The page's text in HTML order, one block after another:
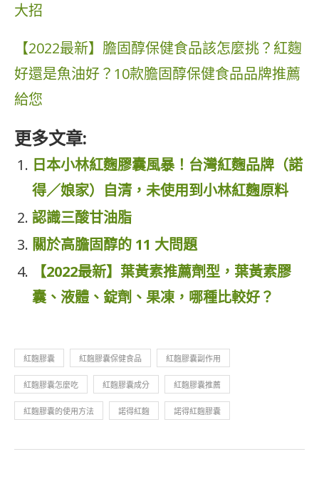
大招
【2022最新】膽固醇保健食品該怎麼挑？紅麴
好還是魚油好？10款膽固醇保健食品品牌推薦
給您
更多文章:
日本小林紅麴膠囊風暴！台灣紅麴品牌（諾
得／娘家）自清，未使用到小林紅麴原料
認識三酸甘油脂
關於高膽固醇的 11 大問題
【2022最新】葉黃素推薦劑型，葉黃素膠
囊、液體、錠劑、果凍，哪種比較好？
紅麴膠囊 紅麴膠囊保健食品 紅麴膠囊副作用
紅麴膠囊怎麼吃 紅麴膠囊成分 紅麴膠囊推薦
紅麴膠囊的使用方法 諾得紅麴 諾得紅麴膠囊